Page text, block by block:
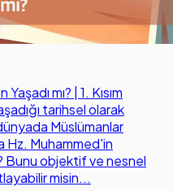
mı? | 1. Kısım
tarihsel olarak
Müslümanlar
Hz. Muhammed'in
Bunu objektif ve nesnel
misin...